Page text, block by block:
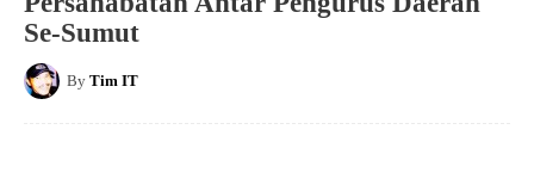
Se-Sumut
By Tim IT